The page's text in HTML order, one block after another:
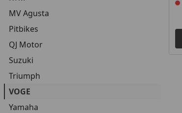
MV Agusta
Pitbikes
QJ Motor
Suzuki
Triumph
VOGE
Yamaha